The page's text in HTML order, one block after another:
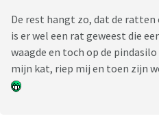
De rest hangt zo, dat de
is er wel een rat geweest die
waagde en toch op de
mijn kat, riep mij en toen zijn